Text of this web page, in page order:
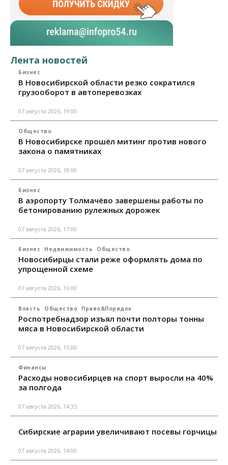
Лента новостей
Бизнес
В Новосибирской области резко сократился
грузооборот в автоперевозках
07 августа 2026, 19:00
Общество
В Новосибирске прошёл митинг против нового
закона о памятниках
07 августа 2026, 18:00
Бизнес
В аэропорту Толмачёво завершены работы по
бетонированию рулежных дорожек
07 августа 2026, 17:00
Бизнес Недвижимость Общество
Новосибирцы стали реже оформлять дома по
упрощенной схеме
07 августа 2026, 16:00
Власть Общество Право&Порядок
Роспотребнадзор изъял почти полторы тонны
мяса в Новосибирской области
07 августа 2026, 15:00
Финансы
Расходы новосибирцев на спорт выросли на 40%
за полгода
07 августа 2026, 14:35
Сибирские аграрии увеличивают посевы горчицы
07 августа 2026, 14:00